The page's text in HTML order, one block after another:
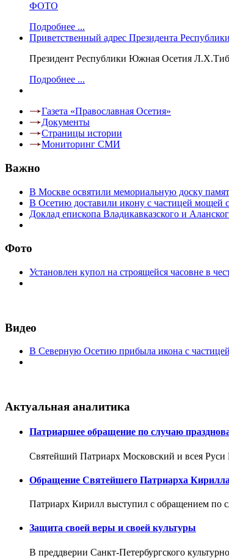
ФОТО
Подробнее ...
Приветственный адрес Президента
Президент Республики Южная Осетия
Подробнее ...
Газета «Православная Осетия»
Документы
Страницы истории
Мониторинг СМИ
Важно
В Москве освятили мемориальную доску
В Осетию доставили икону с частицей мощей
Доклад епископа Владикавказского и
Фото
Установлен купол на строящейся часовне в
Видео
В Северную Осетию прибыла икона с
Актуальная аналитика
Патриаршее обращение по случаю
Святейший Патриарх Московский и всея
Обращение Святейшего Патриарха
Патриарх Кирилл выступил с обращением по
Защита своей веры и своей культуры
В преддверии Санкт-Петербургского